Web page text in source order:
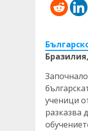
ученици
разказва